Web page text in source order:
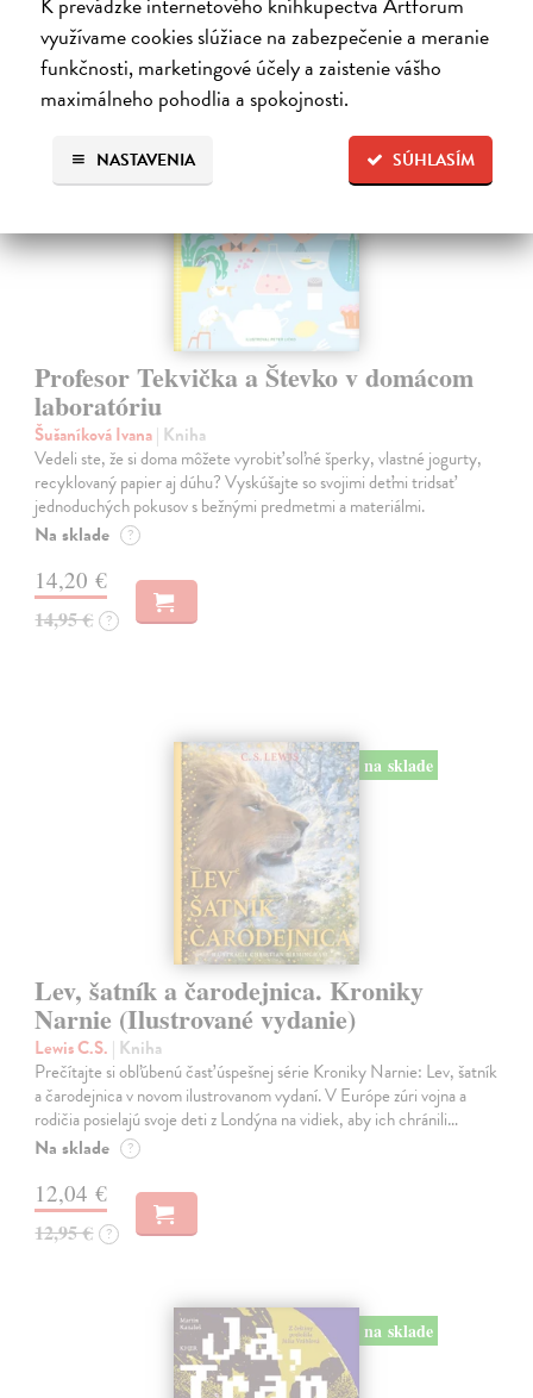
využívame cookies slúžiace na zabezpečenie a meranie
funkčnosti, marketingové účely a zaistenie vášho
maximálneho pohodlia a spokojnosti.
SÚHLASÍM
NASTAVENIA
28,90 € ?
na sklade
Profesor Tekvička a Števko v domácom
laboratóriu
Šušaníková Ivana| Kniha
Vedeli ste, že si doma môžete vyrobiť soľné šperky, vlastné jogurty,
recyklovaný papier aj dúhu? Vyskúšajte so svojimi deťmi tridsať
jednoduchých pokusov s bežnými predmetmi a materiálmi.
Na sklade ?
14,20 €
14,95 € ?
na sklade
Lev, šatník a čarodejnica. Kroniky
Narnie (Ilustrované vydanie)
Lewis C.S. | Kniha
Prečítajte si obľúbenú časť úspešnej série Kroniky Narnie: Lev, šatník
a čarodejnica v novom ilustrovanom vydaní. V Európe zúri vojna a
rodičia posielajú svoje deti z Londýna na vidiek, aby ich chránili…
Na sklade ?
12,04 €
12,95 € ?
na sklade